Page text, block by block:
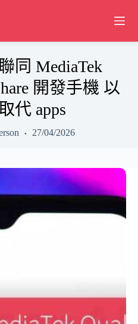
同 MediaTek
開發手機 以
代 apps
27/04/2026